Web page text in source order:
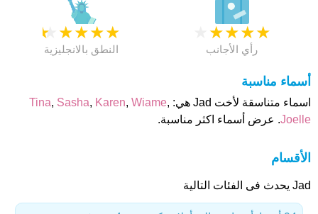
★
★
★
★
★
النطق بالانجليزية
★
★
★
★
رأي الأجانب
أسماء مناسبة
اسماء متناسقة لأخت Jad هي: Tina, Sasha, Karen, Wiame,
Joelle. عرض أسماء اكثر مناسبة.
الأقسام
Jad يحدث فى الفئات التالية